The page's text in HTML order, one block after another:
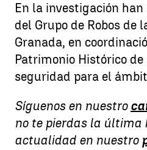
En la investigación
del Grupo de Robos de
Granada, en
Patrimonio Histórico de
seguridad para el
Síguenos en nuestro
no te pierdas la última
actualidad en nuestro